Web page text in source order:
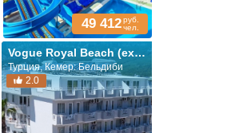
49 412руб.
чел.
Vogue Royal Beach (ex. Ares Endam; Endam)
Турция, Кемер: Бельдиби
2.0